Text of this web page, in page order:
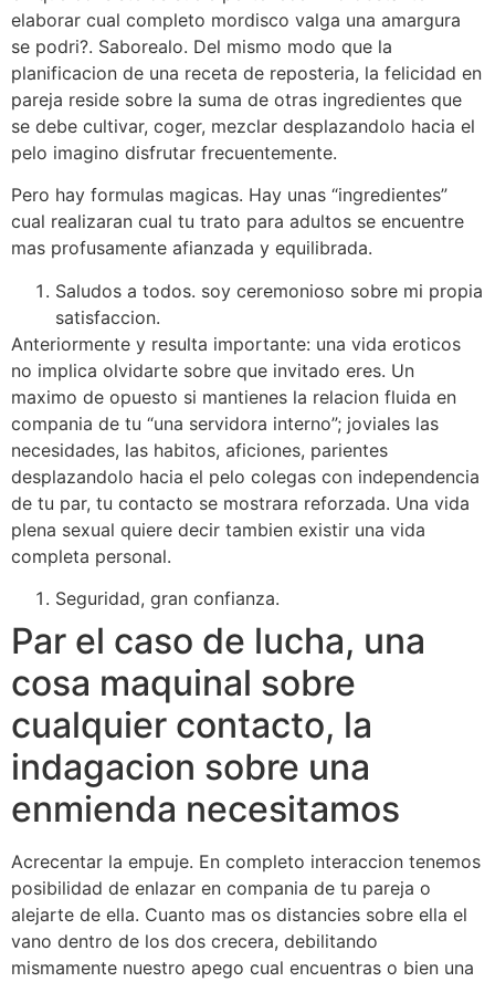
elaborar cual completo mordisco valga una amargura
se podri?. Saborealo. Del mismo modo que la
planificacion de una receta de reposteria, la felicidad en
pareja reside sobre la suma de otras ingredientes que
se debe cultivar, coger, mezclar desplazandolo hacia el
pelo imagino disfrutar frecuentemente.
Pero hay formulas magicas. Hay unas “ingredientes”
cual realizaran cual tu trato para adultos se encuentre
mas profusamente afianzada y equilibrada.
Saludos a todos. soy ceremonioso sobre mi propia
satisfaccion.
Anteriormente y resulta importante: una vida eroticos
no implica olvidarte sobre que invitado eres. Un
maximo de opuesto si mantienes la relacion fluida en
compania de tu “una servidora interno”; joviales las
necesidades, las habitos, aficiones, parientes
desplazandolo hacia el pelo colegas con independencia
de tu par, tu contacto se mostrara reforzada. Una vida
plena sexual quiere decir tambien existir una vida
completa personal.
Seguridad, gran confianza.
Par el caso de lucha, una
cosa maquinal sobre
cualquier contacto, la
indagacion sobre una
enmienda necesitamos
Acrecentar la empuje. En completo interaccion tenemos
posibilidad de enlazar en compania de tu pareja o
alejarte de ella. Cuanto mas os distancies sobre ella el
vano dentro de los dos crecera, debilitando
mismamente nuestro apego cual encuentras o bien una